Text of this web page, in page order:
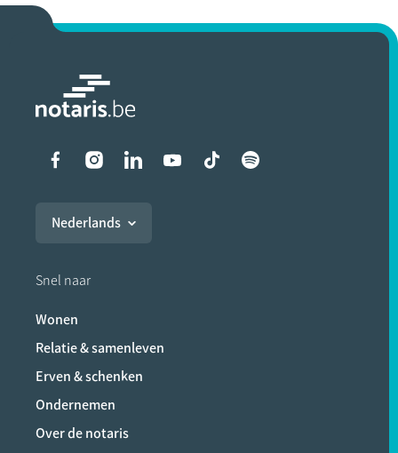
Liens vers les réseaux
Nederlands
Snel naar
Wonen
Relatie & samenleven
Erven & schenken
Ondernemen
Over de notaris